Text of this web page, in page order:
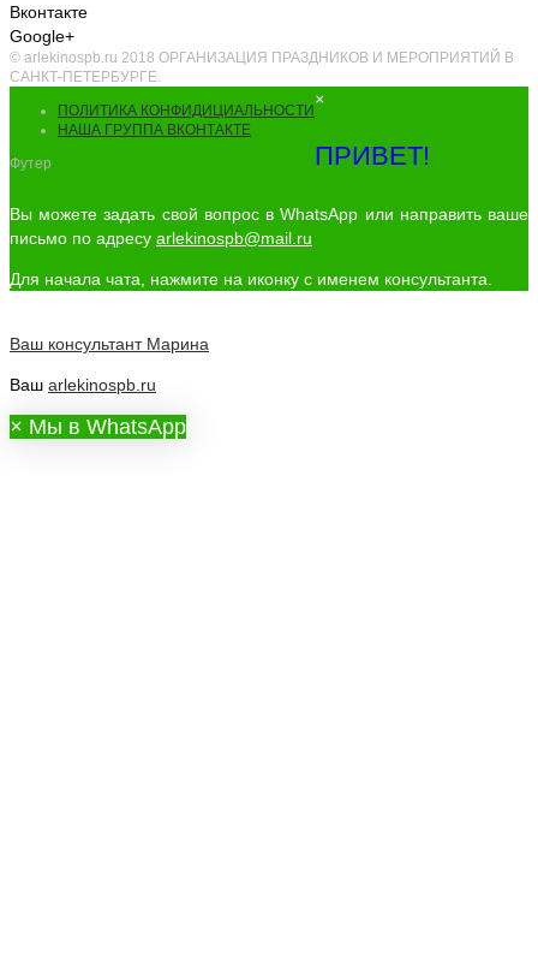
Вконтакте
Google+
© arlekinospb.ru 2018 ОРГАНИЗАЦИЯ ПРАЗДНИКОВ И МЕРОПРИЯТИЙ В
САНКТ-ПЕТЕРБУРГЕ.
ПОЛИТИКА КОНФИДИЦИАЛЬНОСТИ
НАША ГРУППА ВКОНТАКТЕ
Футер
×
ПРИВЕТ!
Вы можете задать свой вопрос в WhatsApp или направить ваше
письмо по адресу arlekinospb@mail.ru
Для начала чата, нажмите на иконку с именем консультанта.
Ваш консультант Марина
Ваш arlekinospb.ru
× Мы в WhatsApp